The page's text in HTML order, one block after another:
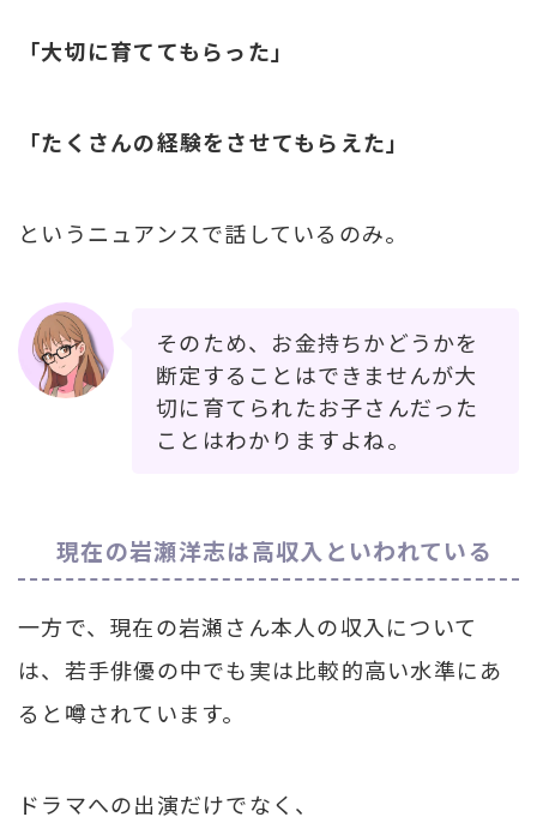
「大切に育ててもらった」
「たくさんの経験をさせてもらえた」
というニュアンスで話しているのみ。
そのため、お金持ちかどうかを
断定することはできませんが大
切に育てられたお子さんだった
ことはわかりますよね。
現在の岩瀬洋志は高収入といわれている
一方で、現在の岩瀬さん本人の収入について
は、若手俳優の中でも実は比較的高い水準にあ
ると噂されています。
ドラマへの出演だけでなく、